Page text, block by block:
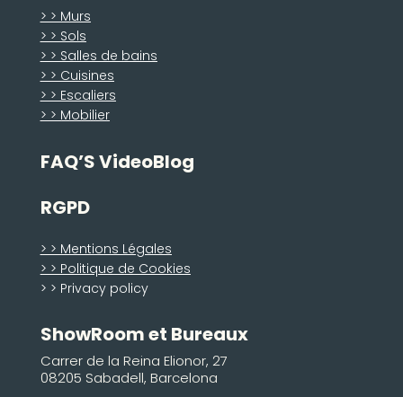
> > Murs
> > Sols
> > Salles de bains
> > Cuisines
> > Escaliers
> > Mobilier
FAQ’S VideoBlog
RGPD
> > Mentions Légales
> > Politique de Cookies
> > Privacy policy
ShowRoom et Bureaux
Carrer de la Reina Elionor, 27
08205 Sabadell, Barcelona